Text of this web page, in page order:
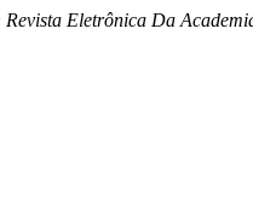
Eletrônica Da